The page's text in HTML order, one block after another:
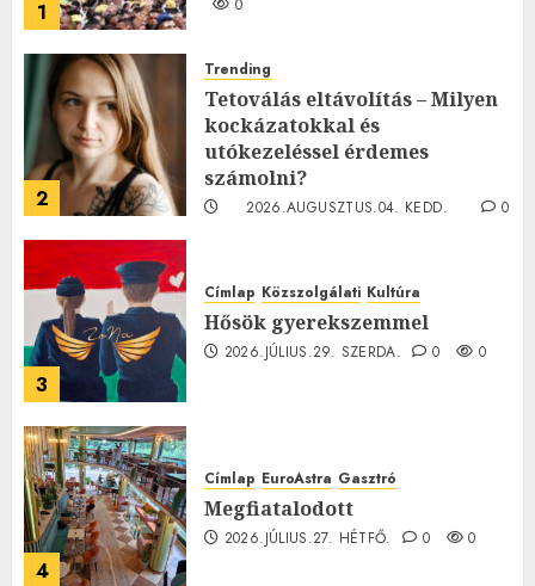
1
0
2
Trending
Tetoválás eltávolítás – Milyen
kockázatokkal és
utókezeléssel érdemes
számolni?
2026.AUGUSZTUS.04. KEDD.
0
3
Címlap Közszolgálati Kultúra
Hősök gyerekszemmel
2026.JÚLIUS.29. SZERDA. 0 0
4
Címlap EuroAstra Gasztró
Megfiatalodott
2026.JÚLIUS.27. HÉTFŐ. 0 0